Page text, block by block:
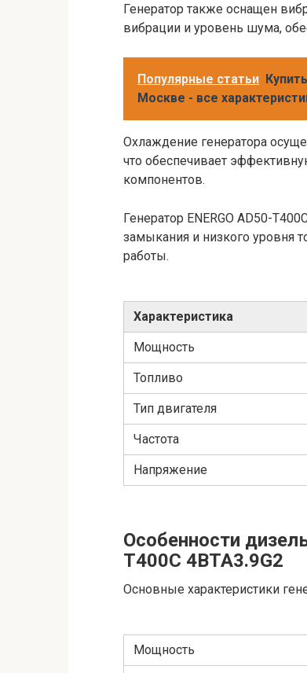
Генератор также оснащен
вибрации и уровень шума,
Популярные статьи
Москве - все
Охлаждение генератора
что обеспечивает
компонентов.
Генератор ENERGO AD50-
замыкания и низкого уровня
работы.
Характеристика
Мощность
Топливо
Тип двигателя
Частота
Напряжение
Особенности
T400C 4BTA3.9G2
Основные характеристики
Мощность